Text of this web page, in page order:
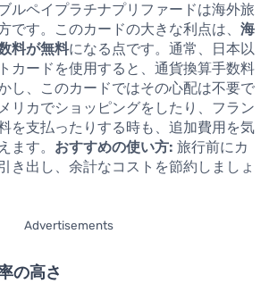
ルペイプラチナプリファードは海外旅
です。このカードの大きな利点は、 海
料が無料になる点です。通常、日本以
カードを使用すると、通貨換算手数料
し、このカードではその心配は不要で
リカでショッピングをしたり、フラン
を支払ったりする時も、追加費用を気
ます。 おすすめの使い方: 旅行前にカ
き出し、余計なコストを節約しましょ
Advertisements
の高さ